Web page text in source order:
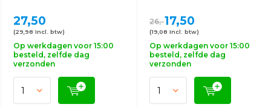
27,50
(29,98 Incl. btw)
Op werkdagen voor 15:00
besteld, zelfde dag
verzonden
26,-17,50
(19,08 Incl. btw)
Op werkdagen voor 15:00
besteld, zelfde dag
verzonden